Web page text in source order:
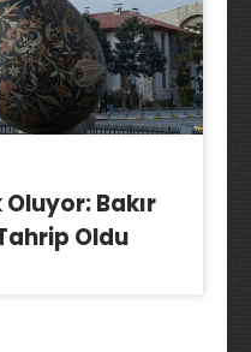
Bakır
Oldu